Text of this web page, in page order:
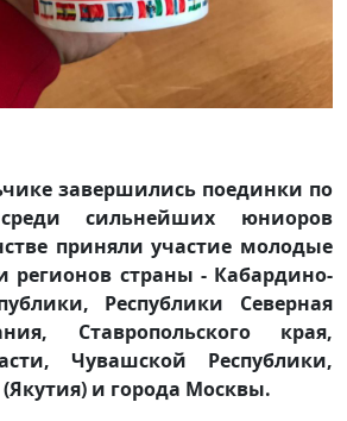
завершились поединки по
среди сильнейших юниоров
приняли участие молодые
регионов страны - Кабардино-
Республики Северная
Ставропольского края,
Чувашской Республики,
и города Москвы.